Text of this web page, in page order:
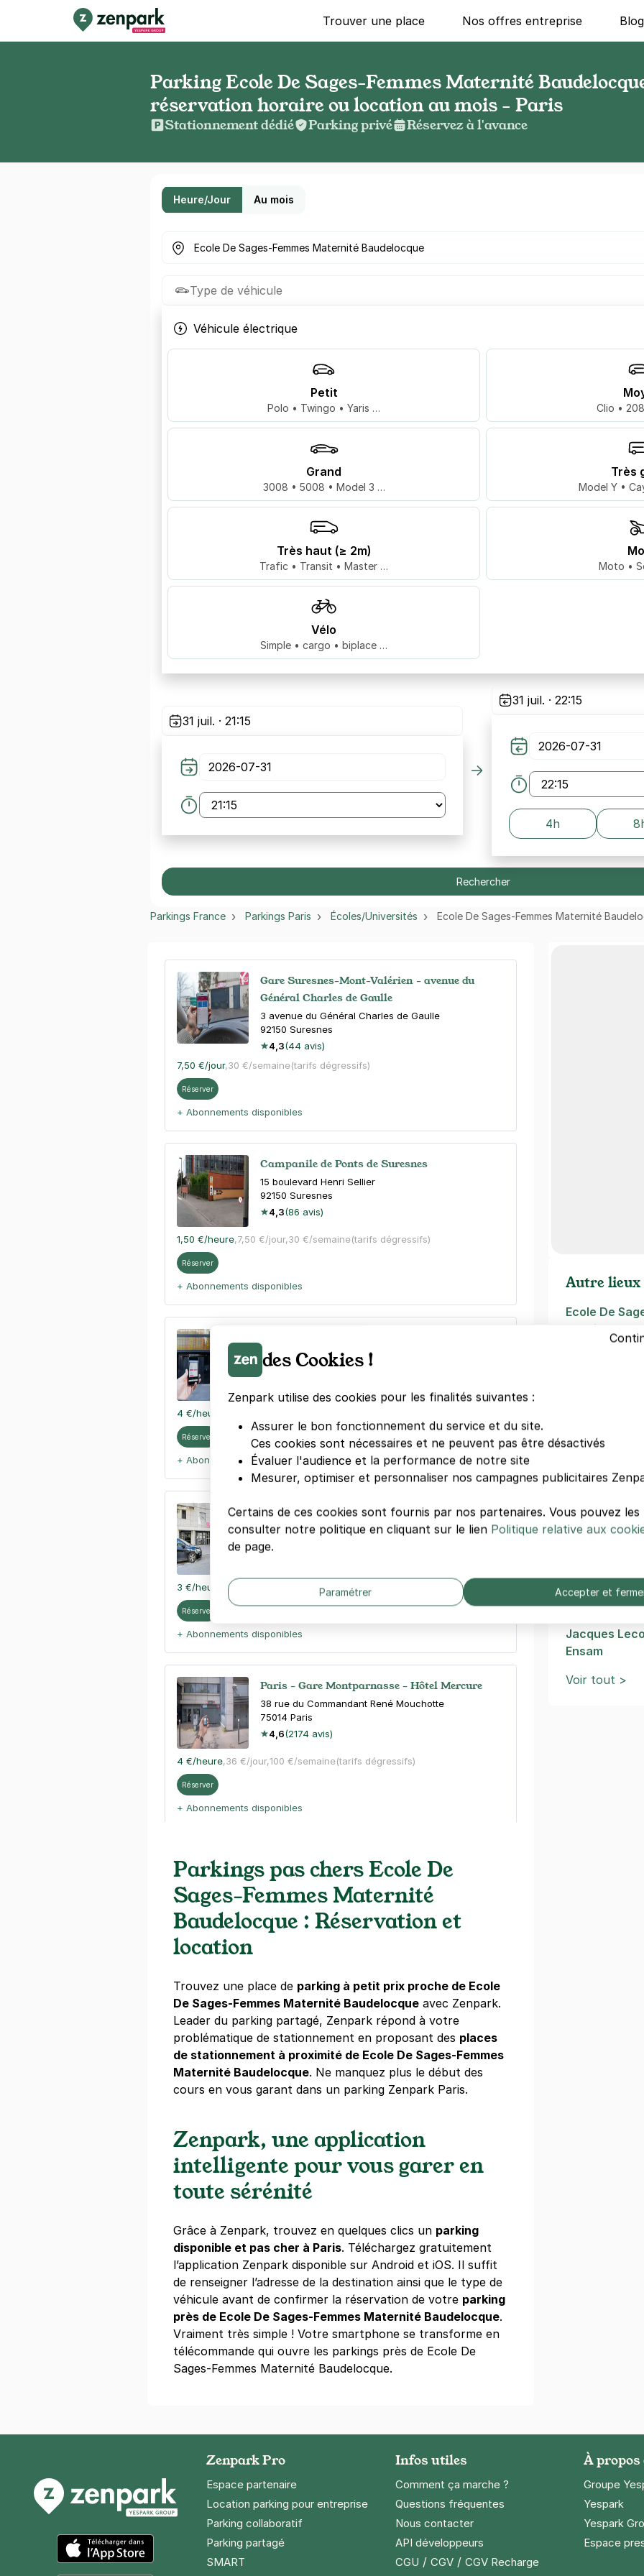
Trouver une place Nos offres entreprise Blog
Parking Ecole De Sages-Femmes Maternité
réservation horaire ou location au mois - Paris
Stationnement dédié Parking privé Réservez à l'avance
Heure/Jour Au mois
Où cherchez-vous un parking ?
Type de véhicule
Véhicule électrique
Petit
Polo • Twingo • Yaris … Clio •
Grand
3008 • 5008 • Model 3 …
Très
Model Y •
Très haut (≥ 2m)
Trafic • Transit • Master … Moto •
Vélo
Simple • cargo • biplace …
31 juil. · 21:15
31 juil. · 22:15
4h
Rechercher
Parkings France Parkings Paris Écoles/Universités Ecole De Sages-Femmes Maternité
Gare Suresnes-Mont-Valérien - avenue du
Général Charles de Gaulle
3 avenue du Général Charles de Gaulle
92150 Suresnes
4,3(44 avis)
7,50 €/jour,30 €/semaine(tarifs dégressifs)
Réserver
+ Abonnements disponibles
Campanile de Ponts de Suresnes
15 boulevard Henri Sellier
92150 Suresnes
4,3(86 avis)
1,50 €/heure,7,50 €/jour,30 €/semaine(tarifs dégressifs)
Réserver
+ Abonnements disponibles
19 rue Antoine Bourdelle
75015Paris
4 €/heure
Réserver
+ Abonnements disponibles
Paris - Pernety - Eglise Notre-Dame-du-Travail
79 rue Pernety
75014
3 €/heure 23 €/jour, 74 €/semaine (tarifs dégressifs)
Réserver
+ Abonnements disponibles
Paris - Gare Montparnasse - Hôtel Mercure
38 rue du Commandant René Mouchotte
75014 Paris
4,6(2174 avis)
4 €/heure,36 €/jour,100 €/semaine(tarifs dégressifs)
Réserver
+ Abonnements disponibles
Paris - Gare Montparnasse - rue du Texel
11 rue Texel
75014Paris
4 € 29 €/jour,76 €/semaine
Paris - Gare Montparnasse - Citadines
67 avenue du Maine
75014Paris
4,3 (22 avis)
Réserver
Paris - Montparnasse - Château
115 rue du Château
75014Paris
4 €/heure,29 €/jour, 76 €/semaine(tarifs dégressifs)
Réserver
+ Abonnements disponibles
Paris - Pernety - SAEMES
2 rue Didot
75014Paris
75014Paris
3,9
Parkings pas chers Ecole De
Sages-Femmes Maternité
Baudelocque : Réservation et
location
Trouvez une place de parking à petit prix proche de Ecole
De Sages-Femmes Maternité Baudelocque avec Zenpark.
Leader du parking partagé, Zenpark répond à votre
problématique de stationnement en proposant des places
de stationnement à proximité de Ecole De Sages-Femmes
Maternité Baudelocque. Ne manquez plus le début des
cours en vous garant dans un parking Zenpark Paris.
Zenpark, une application
intelligente pour vous garer en
toute sérénité
Grâce à Zenpark, trouvez en quelques clics un parking
disponible et pas cher à Paris. Téléchargez gratuitement
l’application Zenpark disponible sur Android et iOS. Il suffit
de renseigner l’adresse de la destination ainsi que le type de
véhicule avant de confirmer la réservation de votre parking
près de Ecole De Sages-Femmes Maternité Baudelocque.
Vraiment très simple ! Votre smartphone se transforme en
télécommande qui ouvre les parkings près de Ecole De
Sages-Femmes Maternité Baudelocque.
Autre lieux
Ecole De
Antoine
Ecole De
Autres
Ufr Staps
Ifocop
Ecole De
Sornas
Le Centre
Centre De
Institut Saint
Jacques
Ensam
Voir tout >
App Store
Zenpark Pro
Espace partenaire
Location parking pour entreprise
Parking collaboratif
Parking partagé
SMART
Infos utiles
Comment ça marche ?
Questions fréquentes
Nous contacter
API développeurs
CGU / CGV/ CGV Recharge
À propos
Groupe
Yespark
Yespark
Espace
des Cookies !
Zenpark utilise des cookies pour les finalités suivantes :
Assurer le bon fonctionnement du service et du site.
Ces cookies sont nécessaires et ne peuvent pas être désactivés
Évaluer l'audience et la performance de notre site
Mesurer, optimiser et personnaliser nos campagnes publicitaires
Certains de ces cookies sont fournis par nos partenaires. Vous pouvez
consulter notre politique en cliquant sur le lien Politique relative aux
de page.
Paramétrer Accepter et